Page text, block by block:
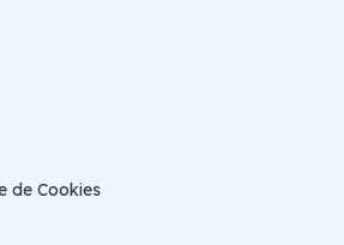
de Cookies